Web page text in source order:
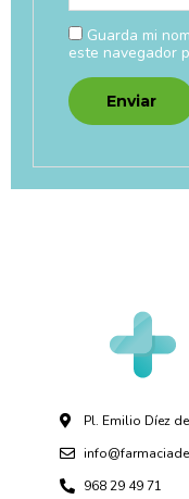
Guarda mi
este navegador
Pl. Emilio Díez
968 29 49 71